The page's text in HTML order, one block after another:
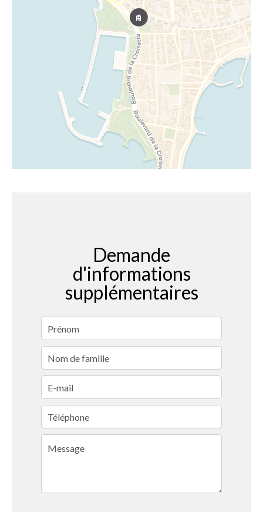
Demande
d'informations
supplémentaires